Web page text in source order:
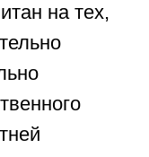
на тех,